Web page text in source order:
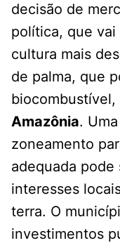
decisão de
política, que
cultura mais
de palma, que
biocombustível,
Amazônia.
zoneamento
adequada pode
interesses
terra. O
investimentos